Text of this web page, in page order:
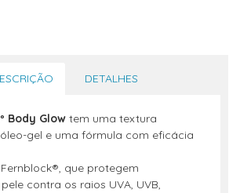
DETALHES
Body Glow tem uma textura
gel e uma fórmula com eficácia
que protegem
contra os raios UVA, UVB,